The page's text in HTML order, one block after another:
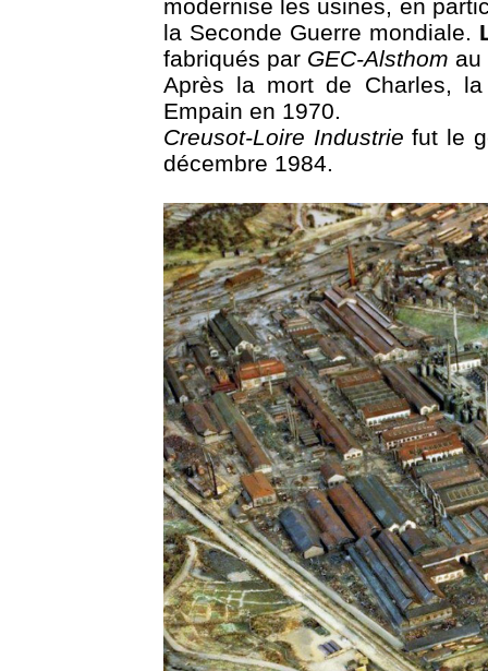
modernise les usines, en
la Seconde Guerre mondiale.
fabriqués par GEC-Alsthom au
Après la mort de Charles,
Empain en 1970.
Creusot-Loire Industrie fut le
décembre 1984.